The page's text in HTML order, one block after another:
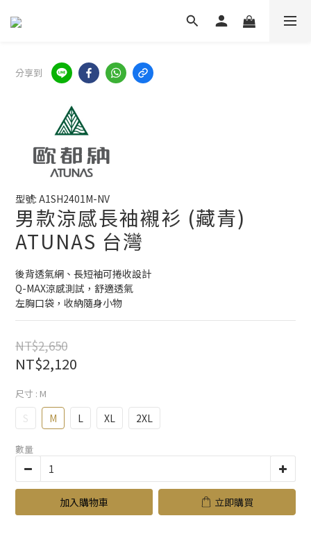
分享到
型號: A1SH2401M-NV
男款涼感長袖襯衫 (藏青)
ATUNAS 台灣
後背透氣網、長短袖可捲收設計
Q-MAX涼感測試，舒適透氣
左胸口袋，收納隨身小物
NT$2,650
NT$2,120
尺寸 : M
S M L XL 2XL
數量
加入購物車 立即購買